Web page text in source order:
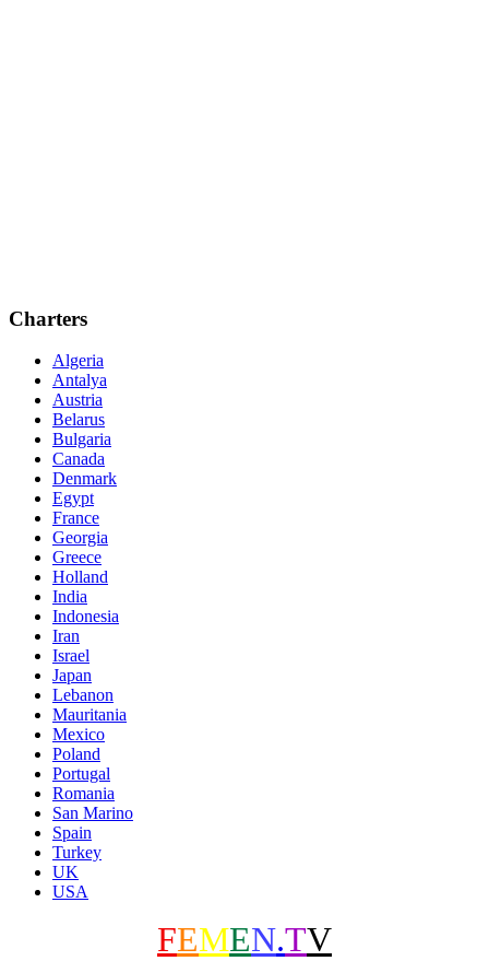
Charters
Algeria
Antalya
Austria
Belarus
Bulgaria
Canada
Denmark
Egypt
France
Georgia
Greece
Holland
India
Indonesia
Iran
Israel
Japan
Lebanon
Mauritania
Mexico
Poland
Portugal
Romania
San Marino
Spain
Turkey
UK
USA
FEMEN.TV